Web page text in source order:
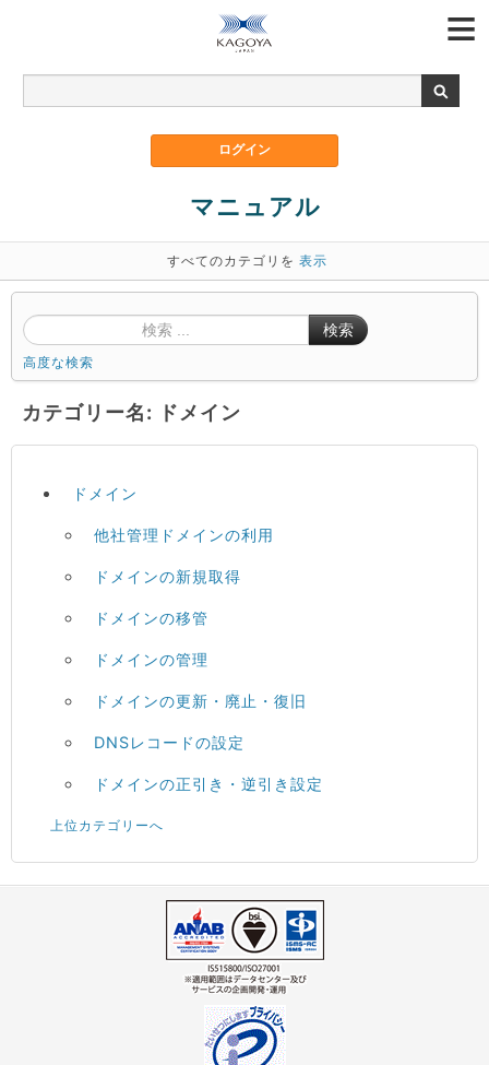
マニュアル
すべてのカテゴリを 表示
検索
高度な検索
カテゴリー名: ドメイン
ドメイン
他社管理ドメインの利用
ドメインの新規取得
ドメインの移管
ドメインの管理
ドメインの更新・廃止・復旧
DNSレコードの設定
ドメインの正引き・逆引き設定
上位カテゴリーへ